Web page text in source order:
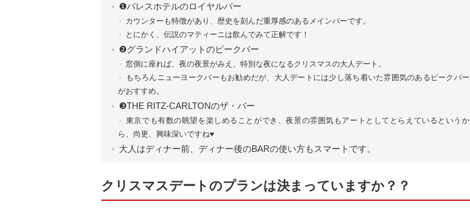
❶パレスホテルのロイヤルバー
カウンターも特徴があり、歴史を刻んだ重厚感のあるメインバーです。
とにかく、伝説のマティーニは飲んでみて正解です！
❷グランドハイアットのピークバー
窓側に座れば、夜の夜景がみえ、特別な夜になるクリスマスの大人デート。
もちろんニューヨークバーもお勧めだが、大人デートには少し落ち着いた雰囲気のあるピークバー
がおすすめ。
❸THE RITZ-CARLTONのザ・バー
東京でも有数の眺望を楽しめることができ、夜景の雰囲気もアートとしてとらえているというか
ら、尚更、興味深いですね♥
大人はディナー前、ディナー後のBARの使い方もスマートです。
クリスマスデートのプランは決まっていますか？？